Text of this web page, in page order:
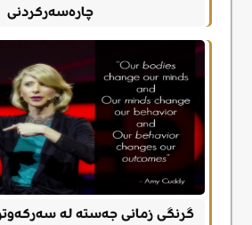
چارەسەرکردنی
گرنگی زمانی جەستە لە